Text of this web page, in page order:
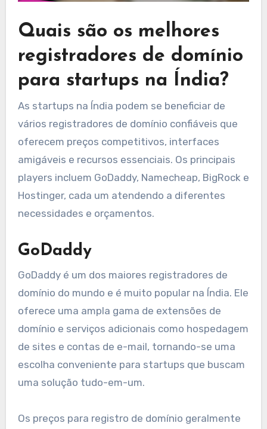
Quais são os melhores
registradores de domínio
para startups na Índia?
As startups na Índia podem se beneficiar de
vários registradores de domínio confiáveis que
oferecem preços competitivos, interfaces
amigáveis e recursos essenciais. Os principais
players incluem GoDaddy, Namecheap, BigRock e
Hostinger, cada um atendendo a diferentes
necessidades e orçamentos.
GoDaddy
GoDaddy é um dos maiores registradores de
domínio do mundo e é muito popular na Índia. Ele
oferece uma ampla gama de extensões de
domínio e serviços adicionais como hospedagem
de sites e contas de e-mail, tornando-se uma
escolha conveniente para startups que buscam
uma solução tudo-em-um.
Os preços para registro de domínio geralmente